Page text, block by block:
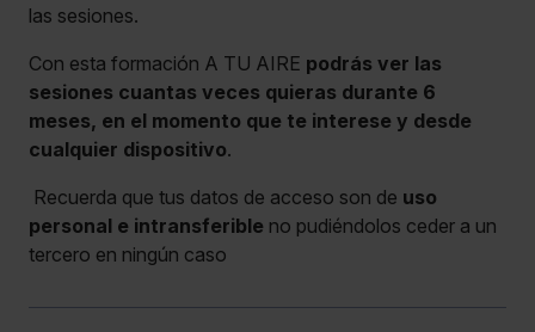
las sesiones.
Con esta formación A TU AIRE podrás ver las
sesiones cuantas veces quieras durante 6
meses, en el momento que te interese y desde
cualquier dispositivo.
Recuerda que tus datos de acceso son de uso
personal e intransferible no pudiéndolos ceder a un
tercero en ningún caso